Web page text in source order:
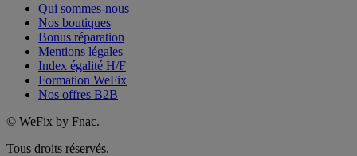
Qui sommes-nous
Nos boutiques
Bonus réparation
Mentions légales
Index égalité H/F
Formation WeFix
Nos offres B2B
© WeFix by Fnac.
Tous droits réservés.